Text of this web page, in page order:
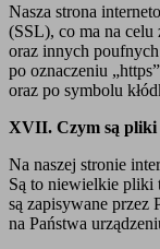
Nasza strona
(SSL), co ma na celu
oraz innych
po oznaczeniu
oraz po symbolu
XVII. Czym są pliki
Na naszej stronie
Są to niewielkie pliki
są zapisywane przez
na Państwa